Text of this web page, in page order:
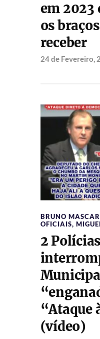
em 2023
os
receber
24 de Fevereiro,
BRUNO
OFICIAIS,
2
“Ataque
(vídeo)